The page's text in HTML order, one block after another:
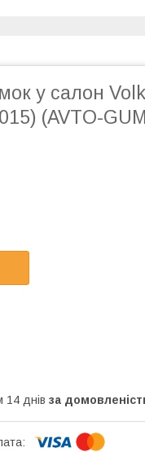
у салон
(AVTO-
14 днів за